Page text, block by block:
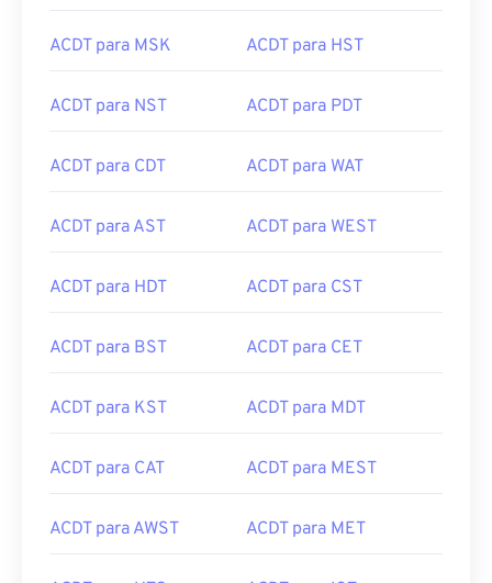
ACDT para MSK ACDT para HST
ACDT para NST ACDT para PDT
ACDT para CDT ACDT para WAT
ACDT para AST ACDT para WEST
ACDT para HDT ACDT para CST
ACDT para BST ACDT para CET
ACDT para KST ACDT para MDT
ACDT para CAT ACDT para MEST
ACDT para AWST ACDT para MET